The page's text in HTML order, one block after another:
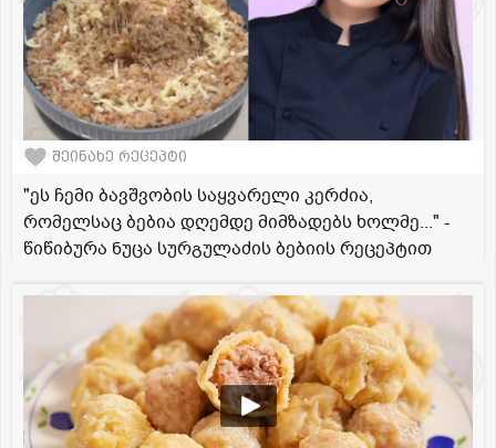
შეინახე რეცეპტი
"ეს ჩემი ბავშვობის საყვარელი კერძია,
რომელსაც ბებია დღემდე მიმზადებს ხოლმე..." -
წიწიბურა ნუცა სურგულაძის ბებიის რეცეპტით